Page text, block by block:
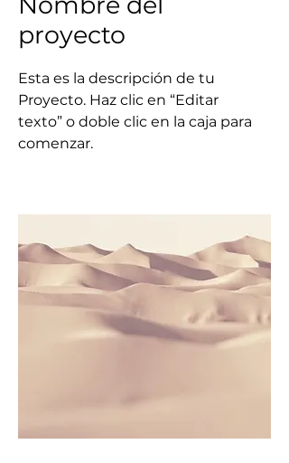
proyecto
Esta es la descripción de tu
Proyecto. Haz clic en “Editar
texto” o doble clic en la caja para
comenzar.